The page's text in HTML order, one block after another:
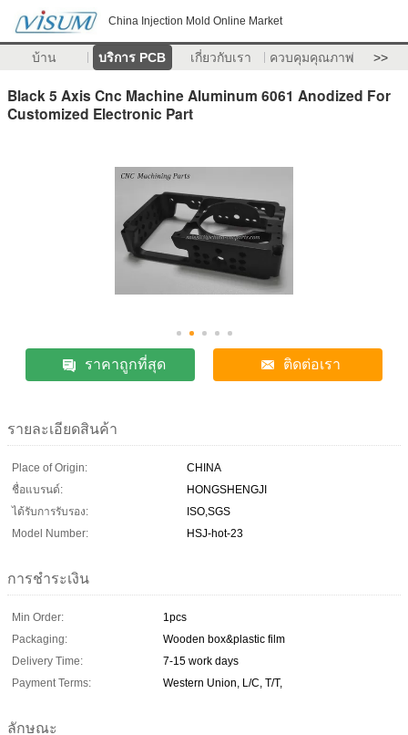
China Injection Mold Online Market
บ้าน บริการ PCB เกี่ยวกับเรา ควบคุมคุณภาพ >>
Black 5 Axis Cnc Machine Aluminum 6061 Anodized For
Customized Electronic Part
ราคาถูกที่สุด ติดต่อเรา
รายละเอียดสินค้า
Place of Origin:
CHINA
ชื่อแบรนด์:
HONGSHENGJI
ได้รับการรับรอง:
ISO,SGS
Model Number:
HSJ-hot-23
การชำระเงิน
Min Order:
1pcs
Packaging:
Wooden box&plastic film
Delivery Time:
7-15 work days
Payment Terms:
Western Union, L/C, T/T,
ลักษณะ